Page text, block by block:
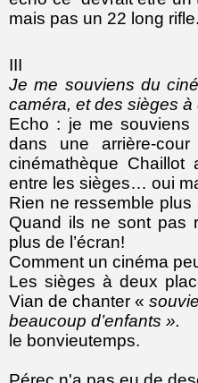
mais pas un 22 long
III
Je me souviens du
caméra, et des sièges
Echo : je me souviens
dans une arrière-
cinémathèque
entre les sièges… oui
Rien ne ressemble
Quand ils ne sont pas
plus de l’écran!
Comment un cinéma
Les sièges à deux
Vian de chanter «
beaucoup d’enfants ».
le bonvieutemps.